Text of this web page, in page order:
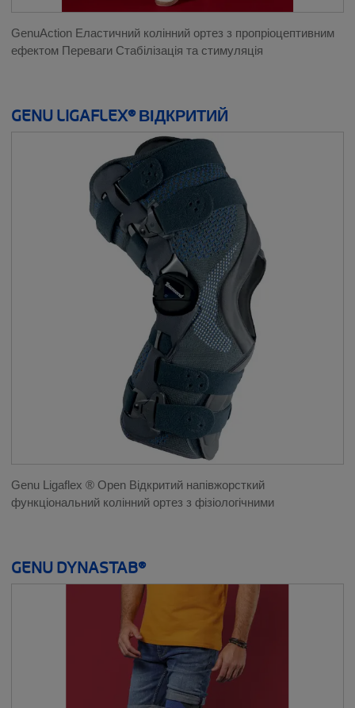
GenuAction Еластичний колінний ортез з пропріоцептивним
ефектом Переваги Стабілізація та стимуляція
GENU LIGAFLEX® ВІДКРИТИЙ
Genu Ligaflex ® Open Відкритий напівжорсткий
функціональний колінний ортез з фізіологічними
GENU DYNASTAB®